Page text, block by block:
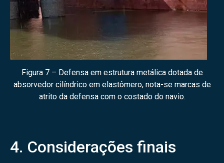
Figura 7 – Defensa em estrutura metálica dotada de
absorvedor cilíndrico em elastômero, nota-se marcas de
atrito da defensa com o costado do navio.
4. Considerações finais